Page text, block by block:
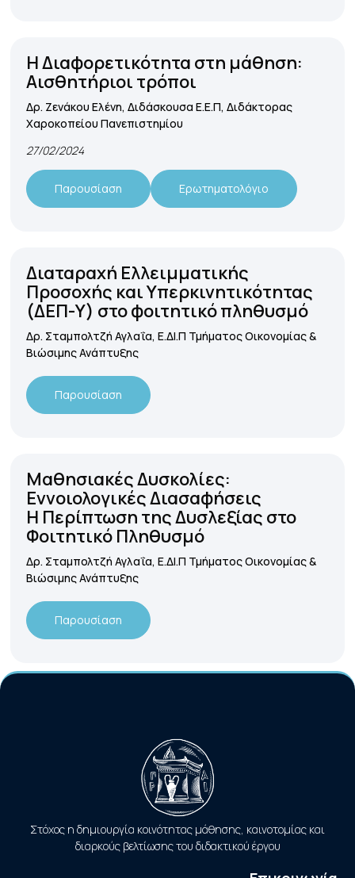
Η Διαφορετικότητα στη μάθηση:
Αισθητήριοι τρόποι
Δρ. Ζενάκου Ελένη, ΔιδάσκουσαΕ.Ε.Π, Διδάκτορας
Χαροκοπείου Πανεπιστημίου
27/02/2024
Παρουσίαση Ερωτηματολόγιο
Διαταραχή Ελλειμματικής
Προσοχής και Υπερκινητικότητας
(ΔΕΠ-Υ) στο φοιτητικό πληθυσμό
Δρ. Σταμπολτζή Αγλαΐα, Ε.ΔΙ.Π Τμήματος Οικονομίας &
Βιώσιμης Ανάπτυξης
Παρουσίαση
Μαθησιακές Δυσκολίες:
Εννοιολογικές Διασαφήσεις
Η Περίπτωση της Δυσλεξίας στο
Φοιτητικό Πληθυσμό
Δρ. Σταμπολτζή Αγλαΐα, Ε.ΔΙ.Π Τμήματος Οικονομίας &
Βιώσιμης Ανάπτυξης
Παρουσίαση
Στόχος η δημιουργία κοινότητας μάθησης, καινοτομίας και
διαρκούς βελτίωσης του διδακτικού έργου